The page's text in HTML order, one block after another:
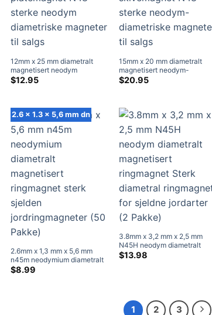
12mm x 25 mm diametralt
magnetisert neodym
platemagnet N48 sterke
$12.95
15mm x 20 mm diametralt
magnetisert neodym-
skivemagnet N48 sterke
$20.95
2.6 x 1.3 x 5,6 mm dn
2.6mm x 1,3 mm x 5,6 mm
n45m neodymium diametralt
magnetisert ringmagnet sterk
$8.99
3.8mm x 3,2 mm x 2,5 mm
N45H neodym diametralt
magnetisert ringmagnet Sterk
$13.98
1 2 3